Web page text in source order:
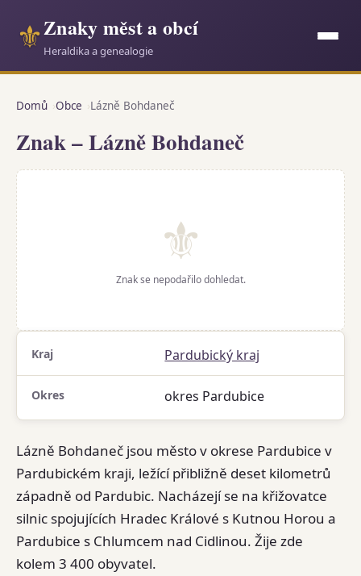
⚜Znaky měst a obcí
Heraldika a genealogie
Domů Obce Lázně Bohdaneč
Znak – Lázně Bohdaneč
⚜
Znak se nepodařilo dohledat.
Kraj Pardubický kraj
Okres okres Pardubice
Lázně Bohdaneč jsou město v okrese Pardubice v
Pardubickém kraji, ležící přibližně deset kilometrů
západně od Pardubic. Nacházejí se na křižovatce
silnic spojujících Hradec Králové s Kutnou Horou a
Pardubice s Chlumcem nad Cidlinou. Žije zde
kolem 3 400 obyvatel.